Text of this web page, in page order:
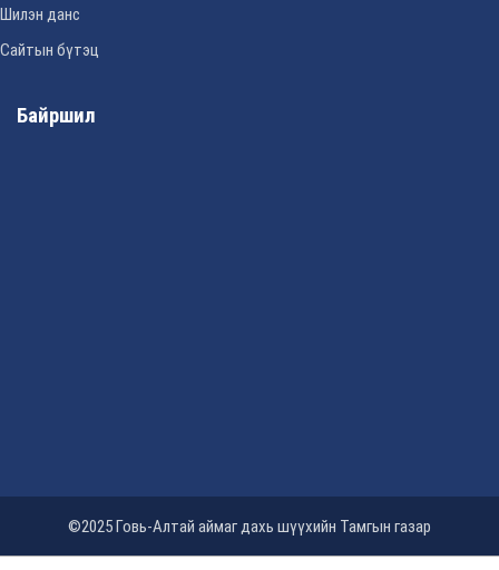
Шилэн данс
Сайтын бүтэц
Байршил
©2025 Говь-Алтай аймаг дахь шүүхийн Тамгын газар